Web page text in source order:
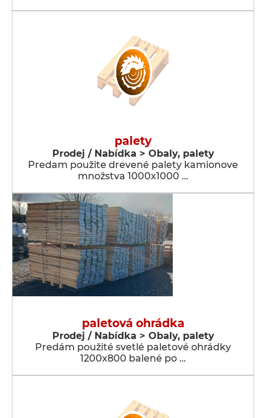
palety
Prodej / Nabídka > Obaly, palety
Predam použite drevené palety kamionove
množstva 1000x1000 …
paletová ohrádka
Prodej / Nabídka > Obaly, palety
Predám použité svetlé paletové ohrádky
1200x800 balené po …